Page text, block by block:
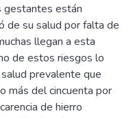
gestantes están
de su salud por falta de
llegan a esta
de estos riesgos lo
prevalente que
más del cincuenta por
de hierro